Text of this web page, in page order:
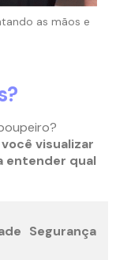
as mãos e
visualizar
entender qual
Segurança